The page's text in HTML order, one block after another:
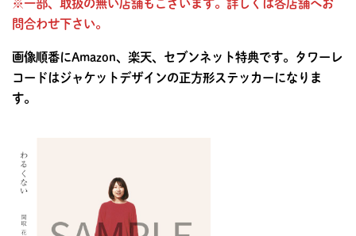
問合わせ下さい。
画像順番にAmazon、楽天、セブンネット特典です。タワーレ
コードはジャケットデザインの正方形ステッカーになりま
す。